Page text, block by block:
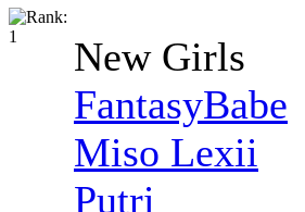
New Girls
FantasyBabe
Miso Lexii
Putri